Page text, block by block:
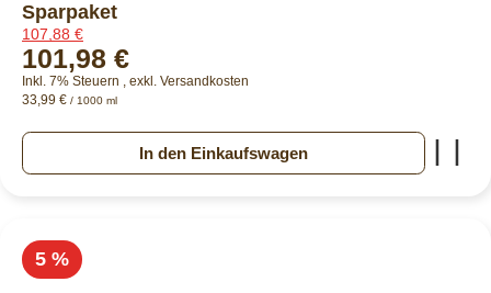
Sparpaket
107,88 €
101,98 €
Inkl. 7% Steuern , exkl. Versandkosten
33,99 € / 1000 ml
In den Einkaufswagen
5 %